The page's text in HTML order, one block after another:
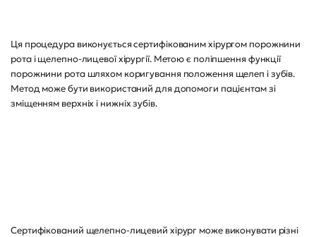
Ця процедура виконується сертифікованим хірургом порожнини
рота і щелепно-лицевої хірургії. Метою є поліпшення функції
порожнини рота шляхом коригування положення щелеп і зубів.
Метод може бути використаний для допомоги пацієнтам зі
зміщенням верхніх і нижніх зубів.
Сертифікований щелепно-лицевий хірург може виконувати різні